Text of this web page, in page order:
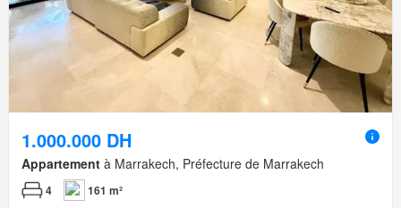
1.000.000 DH
Appartement à Marrakech, Préfecture de Marrakech
4 161 m²